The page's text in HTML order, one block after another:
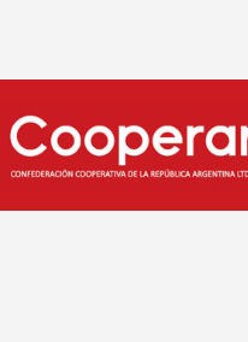
contenidoentradas